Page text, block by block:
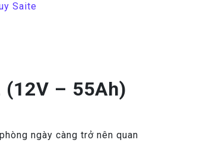
Saite
– 55Ah)
ngày càng trở nên quan